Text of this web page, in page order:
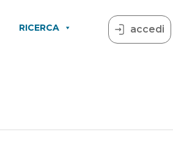
RICERCA accedi